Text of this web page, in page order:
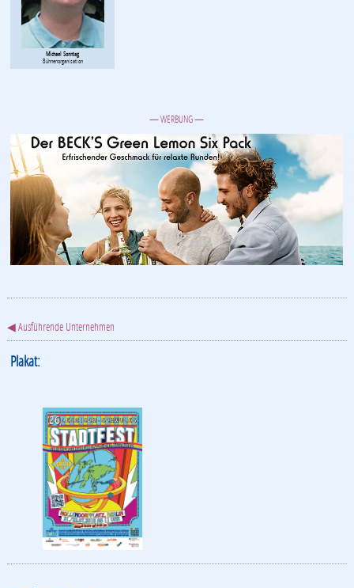
Michael Sonntag
Bühnenorganisation
— WERBUNG —
◀ Ausführende Unternehmen
Plakat: